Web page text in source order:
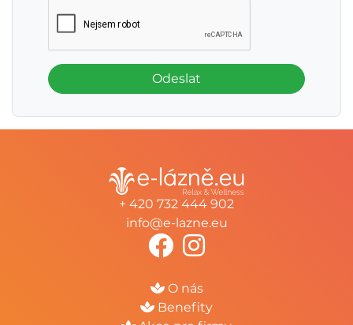
Odeslat
+ 420 732 444 902
info@e-lazne.eu
O nás
Benefity